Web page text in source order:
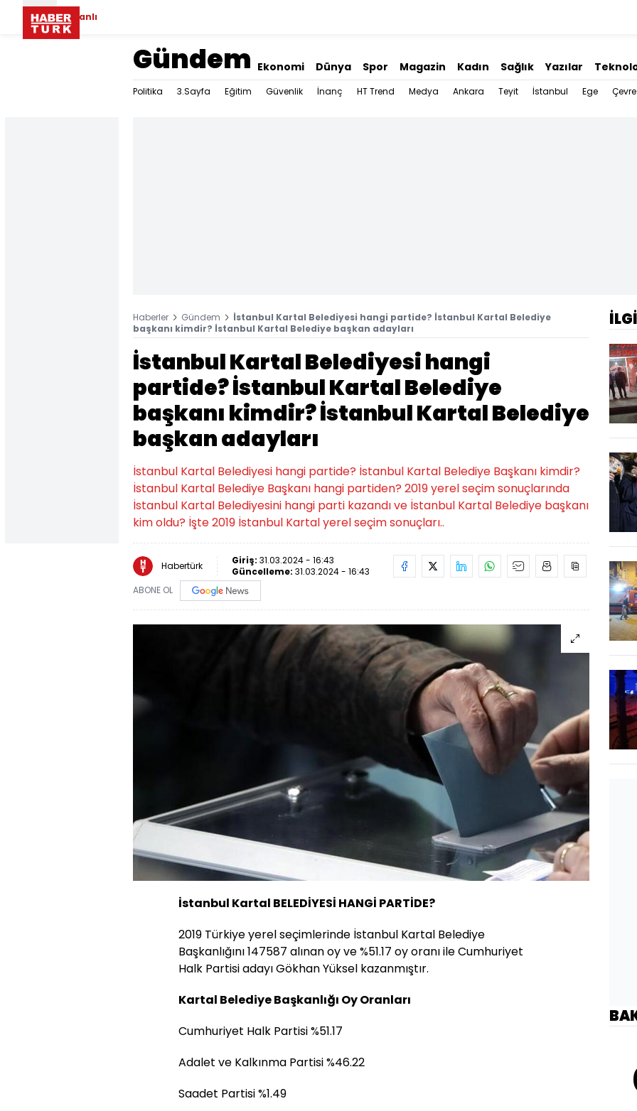
Canlı
Gündem Ekonomi Dünya Spor Magazin Kadın Sağlık Yazılar
Politika 3.Sayfa Eğitim Güvenlik İnanç HT Trend Medya Ankara Teyit İstanbul Ege Çevre
Haberler Gündem
İstanbul Kartal Belediyesi hangi partide? İstanbul Kartal Belediye
başkanı kimdir? İstanbul Kartal Belediye başkan adayları
İstanbul Kartal Belediyesi hangi
partide? İstanbul Kartal Belediye
başkanı kimdir? İstanbul Kartal Belediye
başkan adayları
İstanbul Kartal Belediyesi hangi partide? İstanbul Kartal Belediye Başkanı kimdir?
İstanbul Kartal Belediye Başkanı hangi partiden? 2019 yerel seçim sonuçlarında
İstanbul Kartal Belediyesini hangi parti kazandı ve İstanbul Kartal Belediye başkanı
kim oldu? İşte 2019 İstanbul Kartal yerel seçim sonuçları..
Habertürk Giriş: 31.03.2024 - 16:43
Güncelleme: 31.03.2024 - 16:43
ABONE OL
İstanbul Kartal BELEDİYESİ HANGİ PARTİDE?
2019 Türkiye yerel seçimlerinde İstanbul Kartal Belediye
Başkanlığını 147587 alınan oy ve %51.17 oy oranı ile Cumhuriyet
Halk Partisi adayı Gökhan Yüksel kazanmıştır.
Kartal Belediye Başkanlığı Oy Oranları
Cumhuriyet Halk Partisi %51.17
Adalet ve Kalkınma Partisi %46.22
Saadet Partisi %1.49